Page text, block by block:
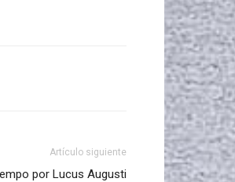
Artículo siguiente
por Lucus Augusti